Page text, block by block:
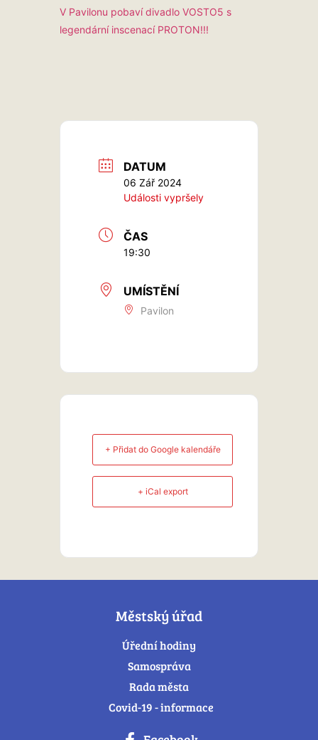
V Pavilonu pobaví divadlo VOSTO5 s
legendární inscenací PROTON!!!
DATUM
06 Zář 2024
Události vypršely
ČAS
19:30
UMÍSTĚNÍ
Pavilon
+ Přidat do Google kalendáře
+ iCal export
Městský úřad
Úřední hodiny
Samospráva
Rada města
Covid-19 - informace